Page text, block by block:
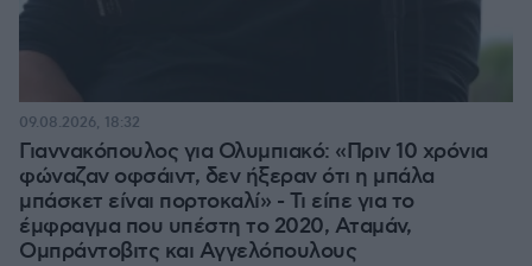
Γιαννακόπουλος για Ολυμπιακό: «Πριν 10 χρόνια
φώναζαν οφσάιντ, δεν ήξεραν ότι η μπάλα
μπάσκετ είναι πορτοκαλί» - Τι είπε για το
έμφραγμα που υπέστη το 2020, Αταμάν,
Ομπράντοβιτς και Αγγελόπουλους
09.08.2026, 18:32